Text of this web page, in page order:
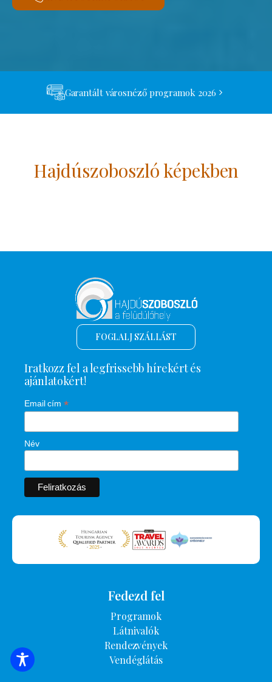
Garantált városnéző programok 2026
Hajdúszoboszló képekben
SZÁLLÁSOK KERESÉSE
FOGLALJ SZÁLLÁST
Iratkozz fel a legfrissebb hírekért és
ajánlatokért!
Email cím *
Név
Fedezd fel
Programok
Látnivalók
Rendezvények
Vendéglátás